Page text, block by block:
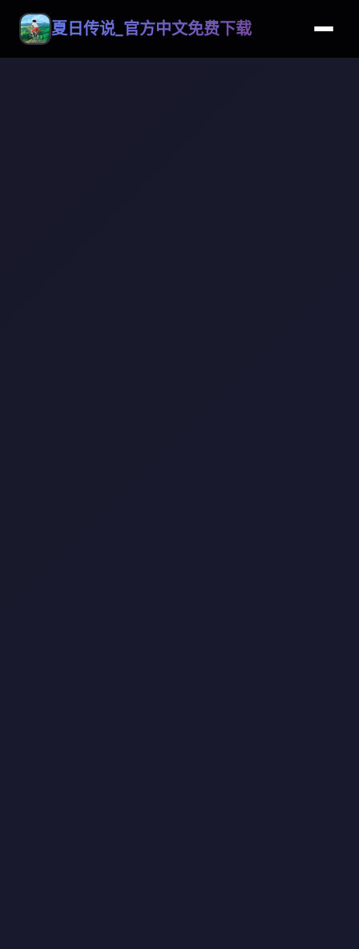
夏日传说_官方中文免费下载